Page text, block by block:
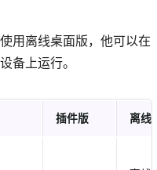
用离线桌面版，他可以在
备上运行。
插件版 离线